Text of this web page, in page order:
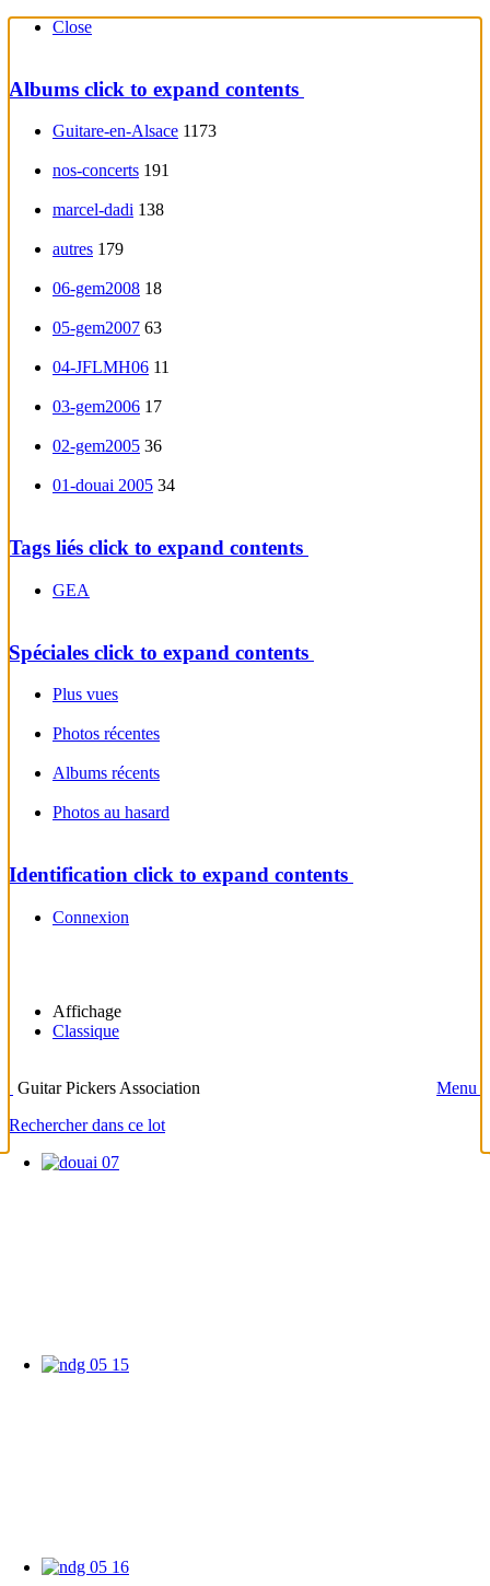
Close
Albums click to expand contents
Guitare-en-Alsace 1173
nos-concerts 191
marcel-dadi 138
autres 179
06-gem2008 18
05-gem2007 63
04-JFLMH06 11
03-gem2006 17
02-gem2005 36
01-douai 2005 34
Tags liés click to expand contents
GEA
Spéciales click to expand contents
Plus vues
Photos récentes
Albums récents
Photos au hasard
Identification click to expand contents
Connexion
Affichage
Classique
Guitar Pickers Association
Menu
Rechercher dans ce lot